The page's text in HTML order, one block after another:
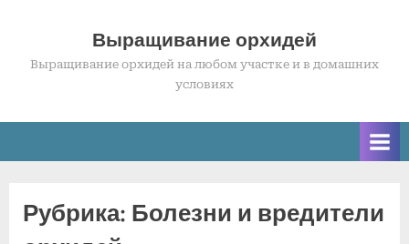
content
Выращивание орхидей
Выращивание орхидей на любом участке и в домашних
условиях
Рубрика: Болезни и вредители